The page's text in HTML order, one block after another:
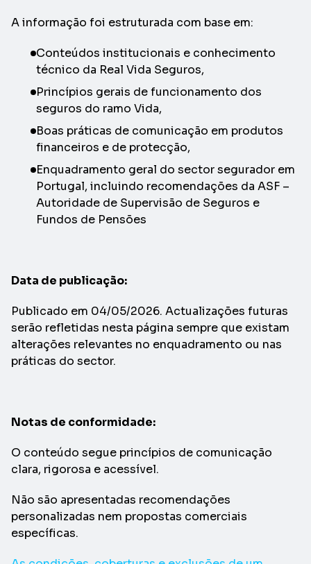
A informação foi estruturada com base em:
Conteúdos institucionais e conhecimento
técnico da Real Vida Seguros,
Princípios gerais de funcionamento dos
seguros do ramo Vida,
Boas práticas de comunicação em produtos
financeiros e de protecção,
Enquadramento geral do sector segurador em
Portugal, incluindo recomendações da ASF –
Autoridade de Supervisão de Seguros e
Fundos de Pensões
Data de publicação:
Publicado em 04/05/2026. Actualizações futuras
serão refletidas nesta página sempre que existam
alterações relevantes no enquadramento ou nas
práticas do sector.
Notas de conformidade:
O conteúdo segue princípios de comunicação
clara, rigorosa e acessível.
Não são apresentadas recomendações
personalizadas nem propostas comerciais
específicas.